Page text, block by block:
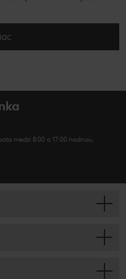
medzi 8:00 a 17:00 hodinou,